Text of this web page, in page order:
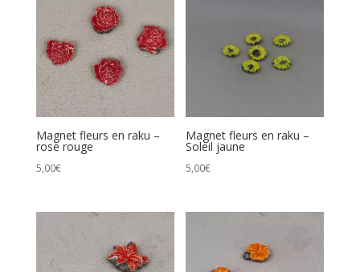
croissant
Magnet fleurs en raku –
rose rouge
5,00€
Magnet fleurs en raku –
Soleil jaune
5,00€